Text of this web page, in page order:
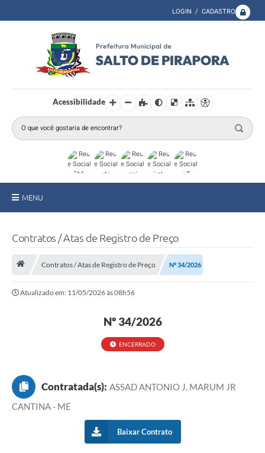
LOGIN / CADASTRO
Acessibilidade
MENU
Legislação
Formulários
Carta de Serviços
Contratos / Atas de Registro de Preço
Contratos / Atas de Registro de Preço Nº 34/2026
Atualizado em: 11/05/2026 às 08h56
Nº 34/2026
ENCERRADO
Contratada(s): ASSAD ANTONIO J. MARUM JR
CANTINA - ME
Baixar Contrato